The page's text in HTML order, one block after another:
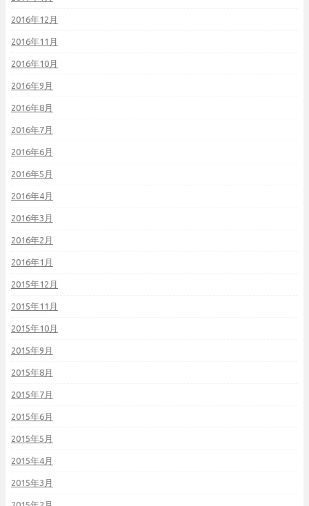
2016年12月
2016年11月
2016年10月
2016年9月
2016年8月
2016年7月
2016年6月
2016年5月
2016年4月
2016年3月
2016年2月
2016年1月
2015年12月
2015年11月
2015年10月
2015年9月
2015年8月
2015年7月
2015年6月
2015年5月
2015年4月
2015年3月